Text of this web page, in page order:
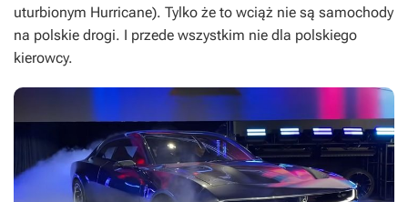
uturbionym Hurricane). Tylko że to wciąż nie są samochody
na polskie drogi. I przede wszystkim nie dla polskiego
kierowcy.